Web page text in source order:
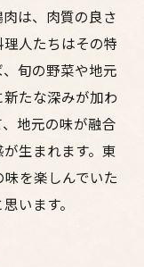
は、肉質の良さ
人たちはその特
旬の野菜や地元
たな深みが加わ
地元の味が融合
生まれます。東
を楽しんでいた
います。